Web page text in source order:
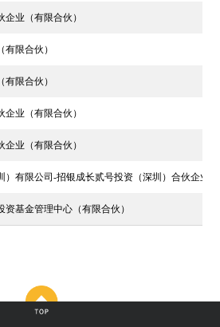
业（有限合伙）
限合伙）
限合伙）
业（有限合伙）
业（有限合伙）
）有限公司-招银成长贰号投资（深圳）合伙企业
基金管理中心（有限合伙）